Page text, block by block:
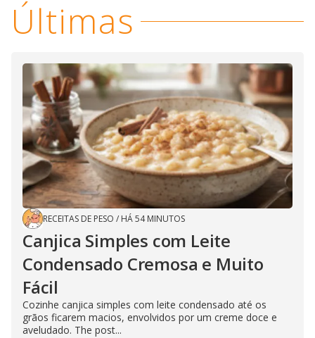
Últimas
RECEITAS DE PESO / HÁ 54 MINUTOS
Canjica Simples com Leite
Condensado Cremosa e Muito
Fácil
Cozinhe canjica simples com leite condensado até os
grãos ficarem macios, envolvidos por um creme doce e
aveludado. The post...